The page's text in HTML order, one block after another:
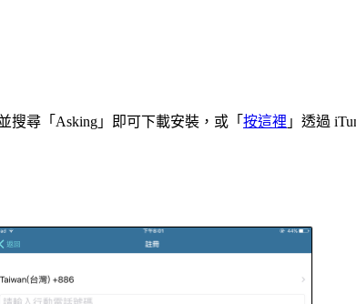
搜尋「Asking」即可下載安裝，或「 按這裡 」透過